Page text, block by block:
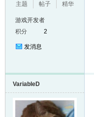
主题
帖子
精华
游戏开发者
积分
2
发消息
VariableD